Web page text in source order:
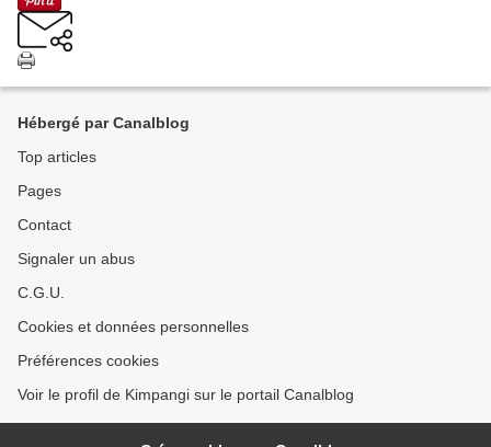
Hébergé par Canalblog
Top articles
Pages
Contact
Signaler un abus
C.G.U.
Cookies et données personnelles
Préférences cookies
Voir le profil de Kimpangi sur le portail Canalblog